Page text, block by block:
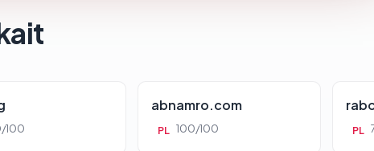
100
abnamro.com
PL 100/100 PL